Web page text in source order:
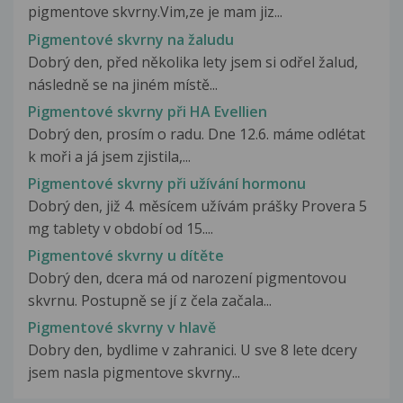
pigmentove skvrny.Vim,ze je mam jiz...
Pigmentové skvrny na žaludu
Dobrý den, před několika lety jsem si odřel žalud,
následně se na jiném místě...
Pigmentové skvrny při HA Evellien
Dobrý den, prosím o radu. Dne 12.6. máme odlétat
k moři a já jsem zjistila,...
Pigmentové skvrny při užívání hormonu
Dobrý den, již 4. měsícem užívám prášky Provera 5
mg tablety v období od 15....
Pigmentové skvrny u dítěte
Dobrý den, dcera má od narození pigmentovou
skvrnu. Postupně se jí z čela začala...
Pigmentové skvrny v hlavě
Dobry den, bydlime v zahranici. U sve 8 lete dcery
jsem nasla pigmentove skvrny...